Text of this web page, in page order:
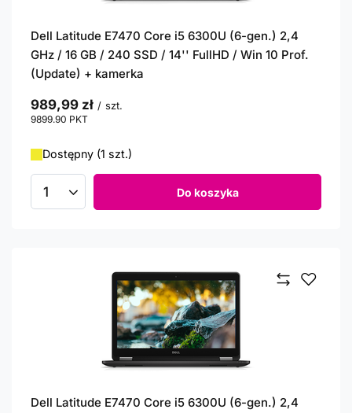
Dell Latitude E7470 Core i5 6300U (6-gen.) 2,4
GHz / 16 GB / 240 SSD / 14'' FullHD / Win 10 Prof.
(Update) + kamerka
989,99 zł / szt.
9899.90 PKT
Dostępny (1 szt.)
Ilość produktów Do koszyka
Dell Latitude E7470 Core i5 6300U (6-gen.) 2,4